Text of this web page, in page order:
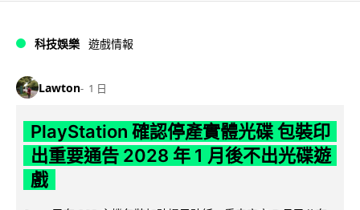
科技娛樂 遊戲情報
Lawton 1 日
PlayStation 確認停產實體光碟 包裝印
出重要通告 2028 年 1 月後不出光碟遊
戲